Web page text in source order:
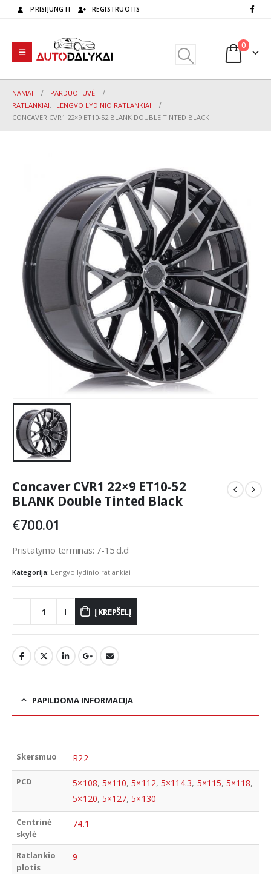
PRISIJUNGTI REGISTRUOTIS
0
NAMAI
PARDUOTUVĖ
RATLANKIAI,
LENGVO LYDINIO RATLANKIAI
CONCAVER CVR1 22×9 ET10-52 BLANK DOUBLE TINTED BLACK
Concaver CVR1 22×9 ET10-52
BLANK Double Tinted Black
€700.01
Pristatymo terminas: 7-15 d.d
Kategorija: Lengvo lydinio ratlankiai
Į KREPŠELĮ
PAPILDOMA INFORMACIJA
Skersmuo R22
PCD 5×108, 5×110,5×112, 5×114.3, 5×115,5×118,
5×120, 5×127,5×130
Centrinė
skylė
74.1
Ratlankio
plotis
9